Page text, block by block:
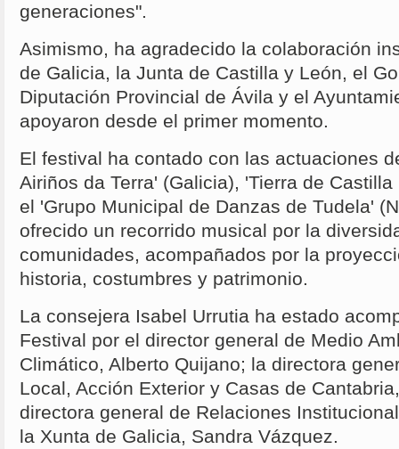
generaciones".
Asimismo, ha agradecido la colaboración
de Galicia, la Junta de Castilla y León, el
Diputación Provincial de Ávila y el
apoyaron desde el primer momento.
El festival ha contado con las actuaciones
Airiños da Terra' (Galicia), 'Tierra de
el 'Grupo Municipal de Danzas de Tudela'
ofrecido un recorrido musical por la
comunidades, acompañados por la
historia, costumbres y patrimonio.
La consejera Isabel Urrutia ha estado
Festival por el director general de Medio
Climático, Alberto Quijano; la directora
Local, Acción Exterior y Casas de
directora general de Relaciones
la Xunta de Galicia, Sandra Vázquez.